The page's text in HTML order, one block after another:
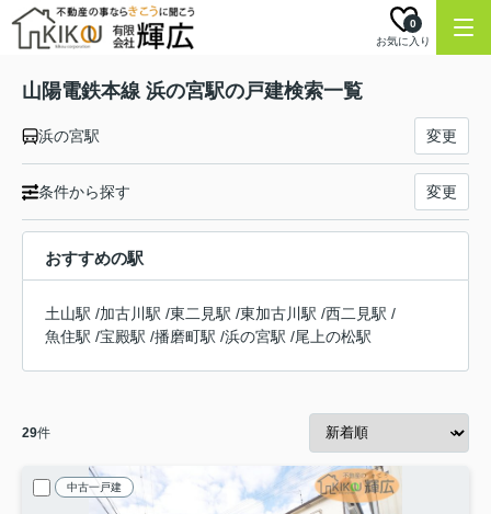
お気に入り
0
山陽電鉄本線 浜の宮駅の戸建検索一覧
浜の宮駅 変更
条件から探す 変更
おすすめの駅
土山駅 /加古川駅 /東二見駅 /東加古川駅 /西二見駅 /
魚住駅 /宝殿駅 /播磨町駅 /浜の宮駅 /尾上の松駅
29件
中古一戸建